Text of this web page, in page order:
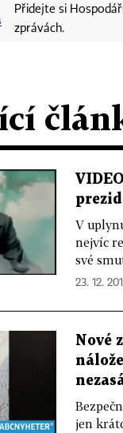
Přidejte si
zprávách.
V
nejvíc
své
23. 12.
Nové
jen